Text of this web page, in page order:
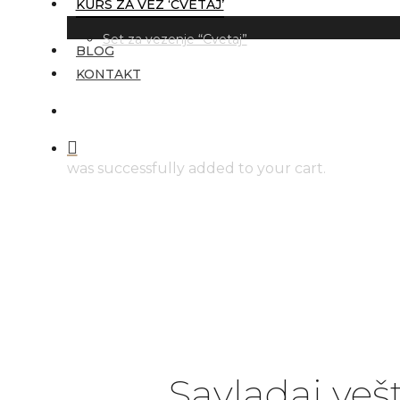
KURS ZA VEZ ‘CVETAJ’
Set za vezenje “Cvetaj”
BLOG
KONTAKT
was successfully added to your cart.